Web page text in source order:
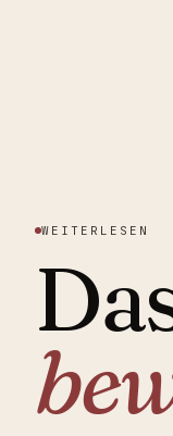
WEITERLESEN